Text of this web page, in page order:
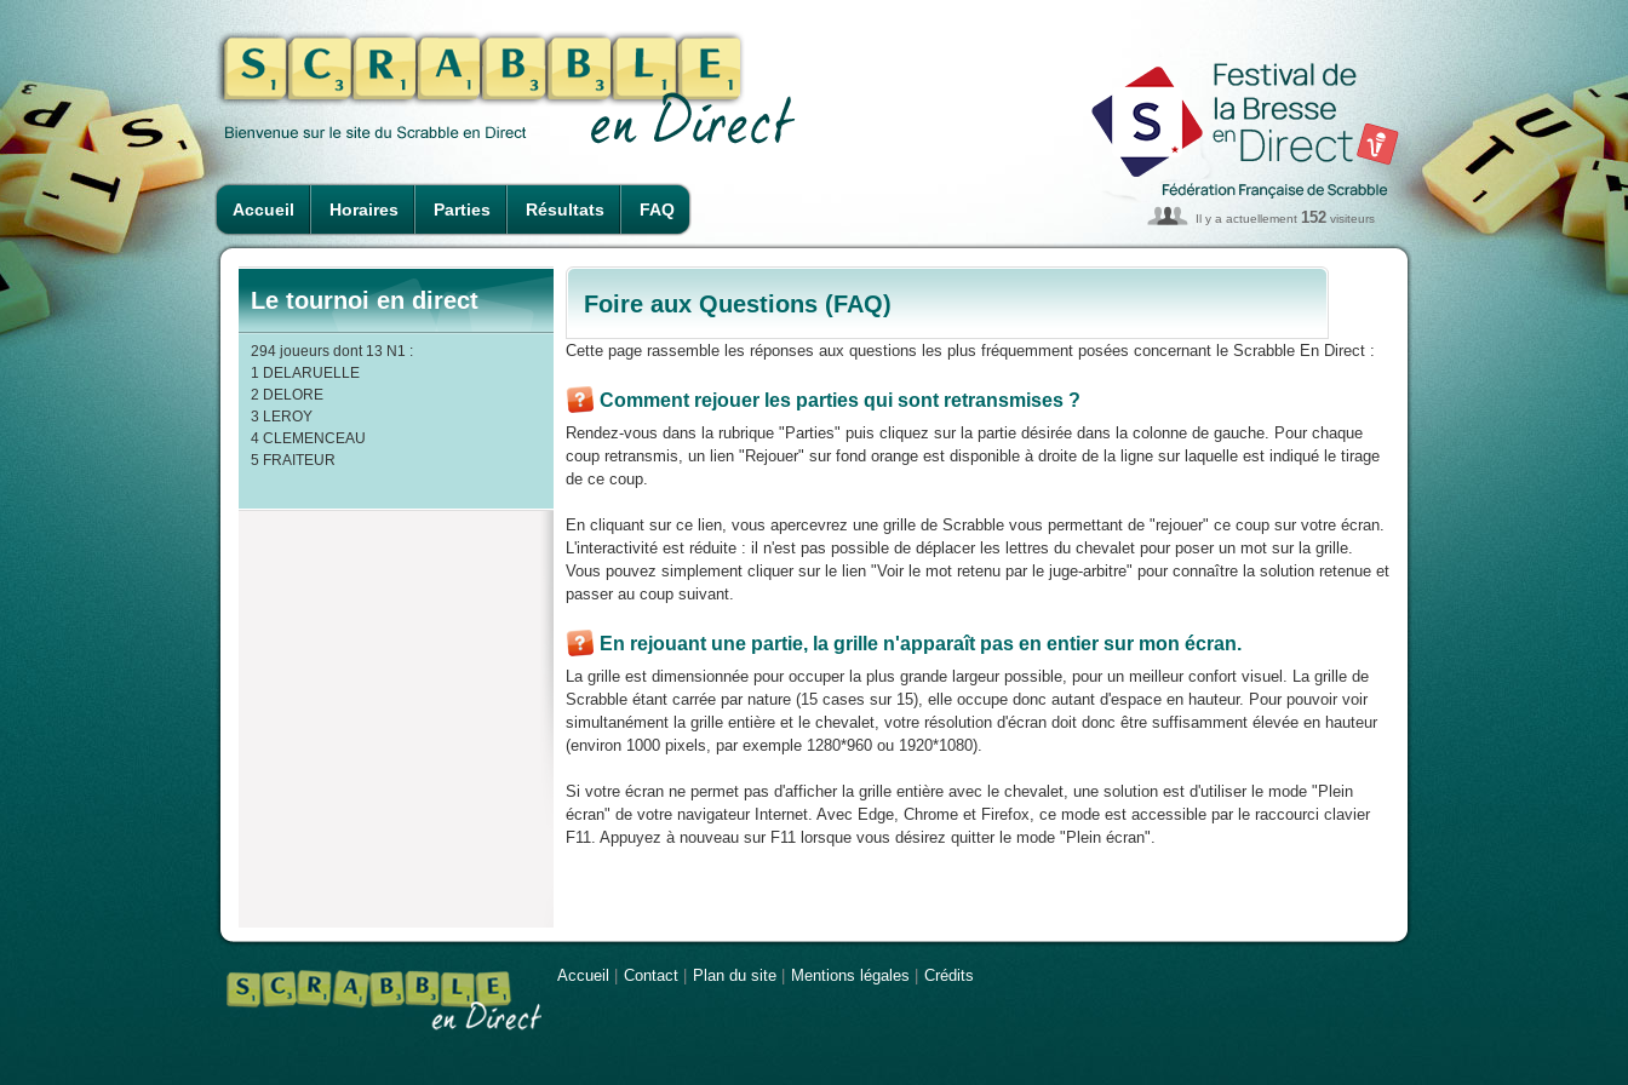
Accueil Horaires Parties Résultats FAQ Il y a actuellement 152 visiteurs
Le tournoi en direct
294 joueurs dont 13 N1 :
1 DELARUELLE
2 DELORE
3 LEROY
4 CLEMENCEAU
5 FRAITEUR
Foire aux Questions (FAQ)
Cette page rassemble les réponses aux questions les plus fréquemment posées concernant le Scrabble En Direct :
Comment rejouer les parties qui sont retransmises ?
Rendez-vous dans la rubrique "Parties" puis cliquez sur la partie désirée dans la colonne de gauche. Pour chaque
coup retransmis, un lien "Rejouer" sur fond orange est disponible à droite de la ligne sur laquelle est indiqué le tirage
de ce coup.
En cliquant sur ce lien, vous apercevrez une grille de Scrabble vous permettant de "rejouer" ce coup sur votre écran.
L'interactivité est réduite : il n'est pas possible de déplacer les lettres du chevalet pour poser un mot sur la grille.
Vous pouvez simplement cliquer sur le lien "Voir le mot retenu par le juge-arbitre" pour connaître la solution retenue et
passer au coup suivant.
En rejouant une partie, la grille n'apparaît pas en entier sur mon écran.
La grille est dimensionnée pour occuper la plus grande largeur possible, pour un meilleur confort visuel. La grille de
Scrabble étant carrée par nature (15 cases sur 15), elle occupe donc autant d'espace en hauteur. Pour pouvoir voir
simultanément la grille entière et le chevalet, votre résolution d'écran doit donc être suffisamment élevée en hauteur
(environ 1000 pixels, par exemple 1280*960 ou 1920*1080).
Si votre écran ne permet pas d'afficher la grille entière avec le chevalet, une solution est d'utiliser le mode "Plein
écran" de votre navigateur Internet. Avec Edge, Chrome et Firefox, ce mode est accessible par le raccourci clavier
F11. Appuyez à nouveau sur F11 lorsque vous désirez quitter le mode "Plein écran".
Accueil Contact Plan du site Mentions légales Crédits